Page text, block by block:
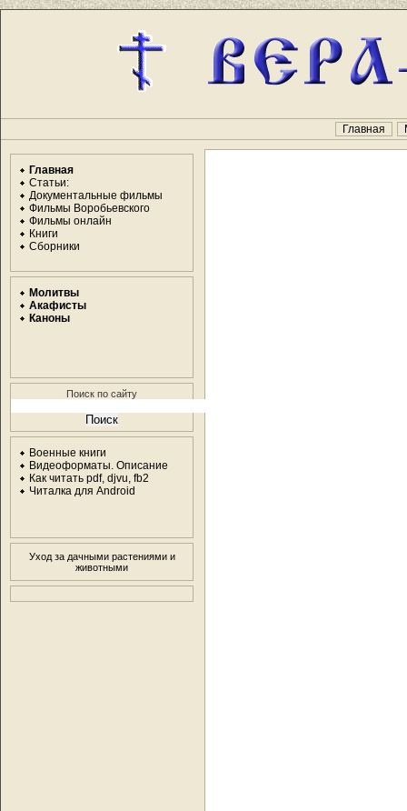
Главная
Главная
Статьи:
Документальные фильмы
Фильмы Воробьевского
Фильмы онлайн
Книги
Сборники
Молитвы
Акафисты
Каноны
Поиск по сайту
Военные книги
Видеоформаты. Описание
Как читать pdf, djvu, fb2
Читалка для Android
Уход за дачными растениями и
животными